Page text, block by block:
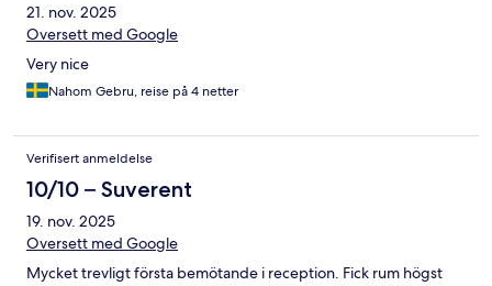
21. nov. 2025
Oversett med Google
Very nice
Nahom Gebru, reise på 4 netter
Verifisert anmeldelse
10/10 – Suverent
19. nov. 2025
Oversett med Google
Mycket trevligt första bemötande i reception. Fick rum högst